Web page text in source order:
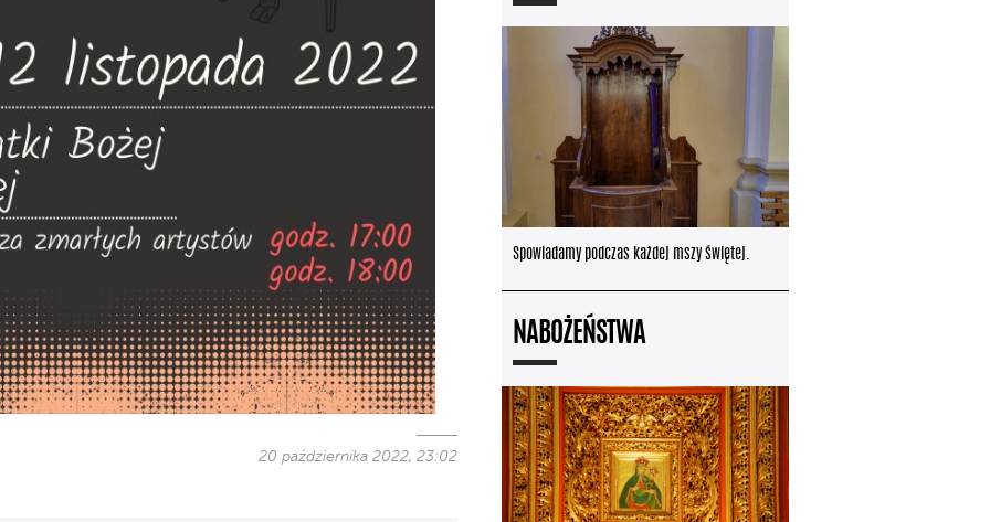
20 października 2022, 23:02
Spowiadamy podczas każdej mszy świętej.
NABOŻEŃSTWA